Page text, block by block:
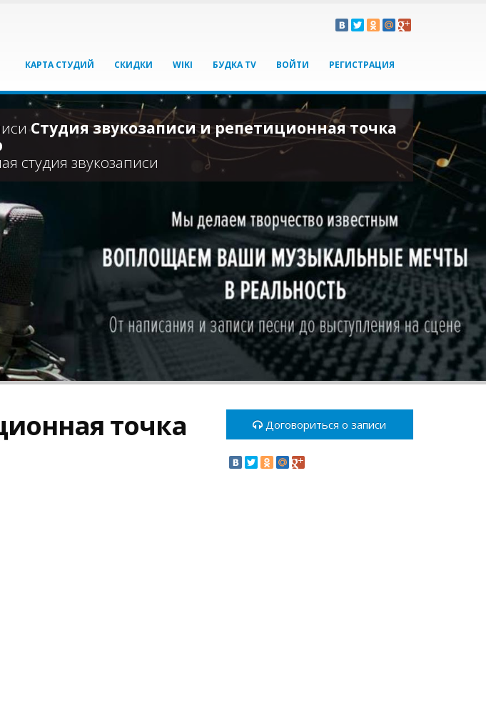
КАРТА СТУДИЙ СКИДКИ WIKI БУДКА TV ВОЙТИ РЕГИСТРАЦИЯ
Студия звукозаписи и репетиционная точка
студия звукозаписи
точка
Договориться о записи